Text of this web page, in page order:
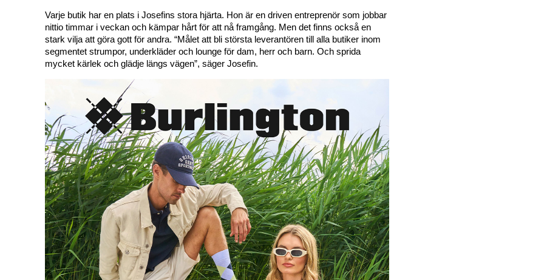
Varje butik har en plats i Josefins stora hjärta. Hon är en driven entreprenör som jobbar
nittio timmar i veckan och kämpar hårt för att nå framgång. Men det finns också en
stark vilja att göra gott för andra. “Målet att bli största leverantören till alla butiker inom
segmentet strumpor, underkläder och lounge för dam, herr och barn. Och sprida
mycket kärlek och glädje längs vägen”, säger Josefin.